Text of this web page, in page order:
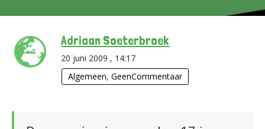
Adriaan Soeterbroek
20 juni 2009 , 14:17
Algemeen,GeenCommentaar